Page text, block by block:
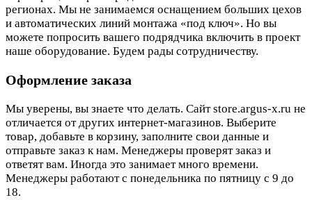
регионах. Мы не занимаемся оснащением больших цехов
и автоматических линий монтажа «под ключ». Но вы
можете попросить вашего подрядчика включить в проект
наше оборудование. Будем рады сотрудничеству.
Оформление заказа
Мы уверены, вы знаете что делать. Сайт store.argus-x.ru не
отличается от других интернет-магазинов. Выберите
товар, добавьте в корзину, заполните свои данные и
отправьте заказ к нам. Менеджеры проверят заказ и
ответят вам. Иногда это занимает много времени.
Менеджеры работают с понедельника по пятницу с 9 до
18.